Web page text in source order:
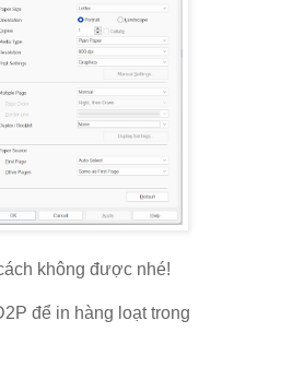
không được nhé!
để in hàng loạt trong